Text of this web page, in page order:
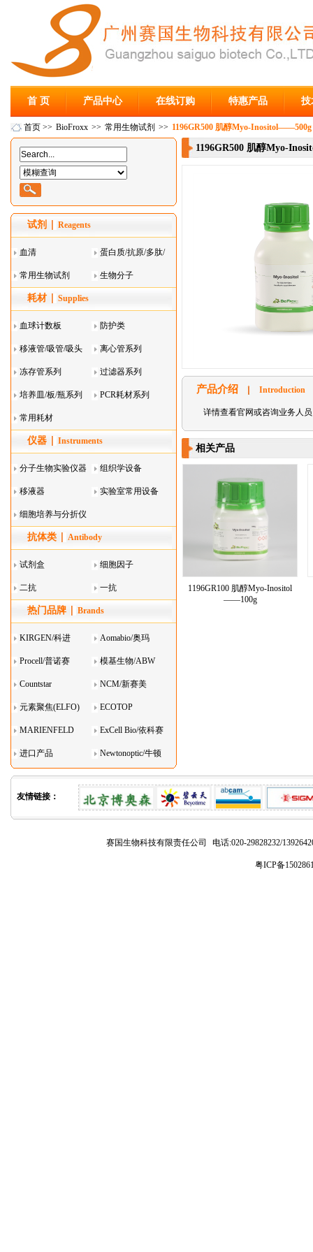
首 页 产品中心 在线订购 特惠产品 技
首页 >> BioFroxx >> 常用生物试剂 >> 1196GR500 肌醇Myo-Inositol——500g
试剂 Reagents
血清 蛋白质/抗原/多肽/
酶
常用生物试剂 生物分子
耗材 Supplies
血球计数板 防护类
移液管/吸管/吸头
系列
离心管系列
冻存管系列 过滤器系列
培养皿/板/瓶系列 PCR耗材系列
常用耗材
仪器 Instruments
分子生物实验仪器 组织学设备
移液器 实验室常用设备
细胞培养与分折仪
器叠
抗体类 Antibody
试剂盒 细胞因子
二抗 一抗
热门品牌 Brands
KIRGEN/科进 Aomabio/奥玛
Procell/普诺赛 模基生物/ABW
Countstar NCM/新赛美
元素聚焦(ELFO) ECOTOP
MARIENFELD ExCell Bio/依科赛
进口产品 Newtonoptic/牛顿
光学
1196GR500 肌醇Myo-
产品介绍 Introduction
详情查看官网或咨询业务人员
相关产品
1196GR100 肌醇Myo-Inositol
——100g
友情链接：
赛国生物科技有限责任公司 电话:020-29828232/
粤ICP备